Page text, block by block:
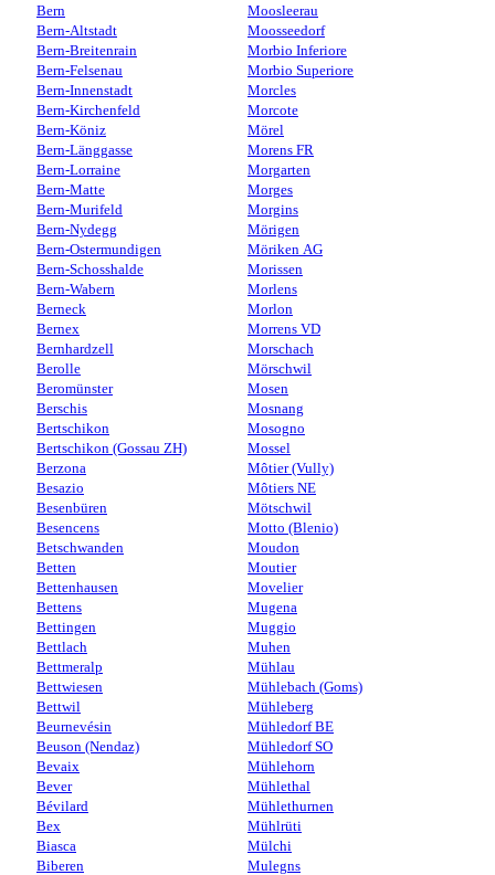
Bern
Bern-Altstadt
Bern-Breitenrain
Bern-Felsenau
Bern-Innenstadt
Bern-Kirchenfeld
Bern-Köniz
Bern-Länggasse
Bern-Lorraine
Bern-Matte
Bern-Murifeld
Bern-Nydegg
Bern-Ostermundigen
Bern-Schosshalde
Bern-Wabern
Berneck
Bernex
Bernhardzell
Berolle
Beromünster
Berschis
Bertschikon
Bertschikon (Gossau ZH)
Berzona
Besazio
Besenbüren
Besencens
Betschwanden
Betten
Bettenhausen
Bettens
Bettingen
Bettlach
Bettmeralp
Bettwiesen
Bettwil
Beurnevésin
Beuson (Nendaz)
Bevaix
Bever
Bévilard
Bex
Biasca
Biberen
Moosleerau
Moosseedorf
Morbio Inferiore
Morbio Superiore
Morcles
Morcote
Mörel
Morens FR
Morgarten
Morges
Morgins
Mörigen
Möriken AG
Morissen
Morlens
Morlon
Morrens VD
Morschach
Mörschwil
Mosen
Mosnang
Mosogno
Mossel
Môtier (Vully)
Môtiers NE
Mötschwil
Motto (Blenio)
Moudon
Moutier
Movelier
Mugena
Muggio
Muhen
Mühlau
Mühlebach (Goms)
Mühleberg
Mühledorf BE
Mühledorf SO
Mühlehorn
Mühlethal
Mühlethurnen
Mühlrüti
Mülchi
Mulegns